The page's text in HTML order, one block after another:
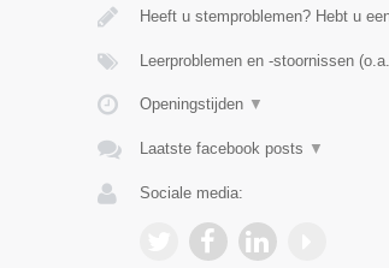
Heeft u stemproblemen? Hebt u
Leerproblemen en -stoornissen
Openingstijden ▼
Laatste facebook posts ▼
Sociale media: